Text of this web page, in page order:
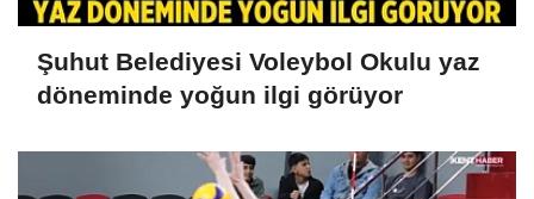
Şuhut Belediyesi Voleybol Okulu yaz
döneminde yoğun ilgi görüyor